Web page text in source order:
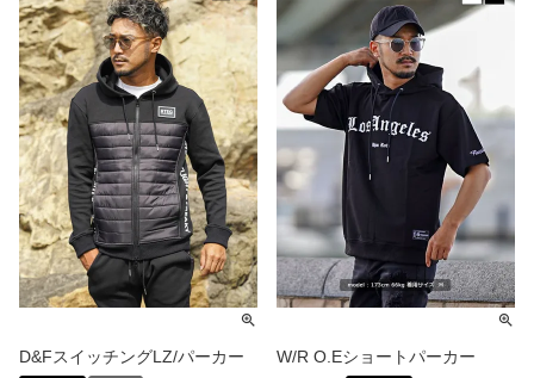
D&FスイッチングLZ/パーカー W/R O.Eショートパーカー